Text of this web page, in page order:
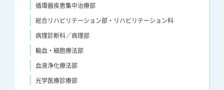
循環器疾患集中治療部
総合リハビリテーション部・リハビリテーション科
病理診断科／病理部
輸血・細胞療法部
血液浄化療法部
光学医療診療部